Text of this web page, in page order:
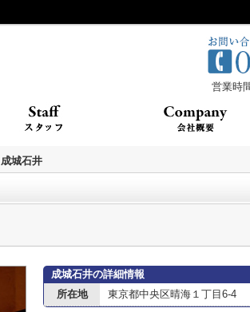
営業時
成城石井
成城石井の詳細情報
所在地
東京都中央区晴海１丁目6-4